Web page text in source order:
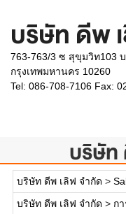
บริษัท ดีพ
763-763/3 ซ สุขุมวิท103
กรุงเทพมหานคร 10260
Tel: 086-708-7106 Fax:
บริษัท
บริษัท ดีพ เลิฟ จำกัด >
บริษัท ดีพ เลิฟ จำกัด > ก